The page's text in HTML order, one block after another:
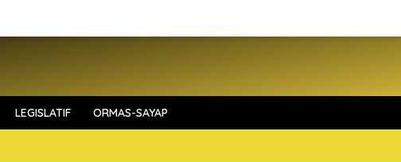
LEGISLATIF ORMAS-SAYAP